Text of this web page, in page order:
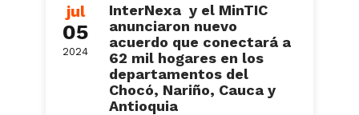
jul
05
2024
InterNexa y el MinTIC
anunciaron nuevo
acuerdo que conectará a
62 mil hogares en los
departamentos del
Chocó, Nariño, Cauca y
Antioquia